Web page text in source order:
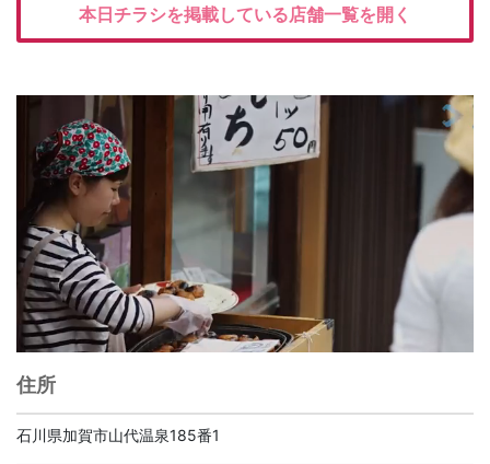
本日チラシを掲載している店舗一覧を開く
住所
石川県加賀市山代温泉185番1